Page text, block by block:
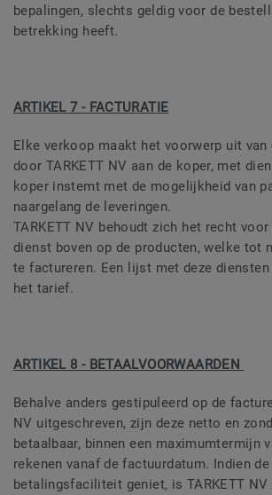
bepalingen, slechts geldig voor de
betrekking heeft.
ARTIKEL 7 - FACTURATIE
Elke verkoop maakt het voorwerp uit
door TARKETT NV aan de koper, met
koper instemt met de mogelijkheid van
naargelang de leveringen.
TARKETT NV behoudt zich het recht
dienst boven op de producten, welke tot
te factureren. Een lijst met deze
het tarief.
ARTIKEL 8 - BETAALVOORWAARDEN
Behalve anders gestipuleerd op de
NV uitgeschreven, zijn deze netto en
betaalbaar, binnen een maximumtermijn
rekenen vanaf de factuurdatum. Indien
betalingsfaciliteit geniet, is TARKETT NV